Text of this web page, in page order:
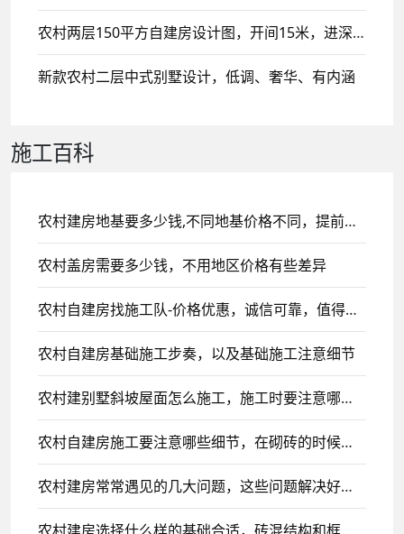
农村两层150平方自建房设计图，开间15米，进深10米现代雕花带阳台及顶层阁楼设计
新款农村二层中式别墅设计，低调、奢华、有内涵
施工百科
农村建房地基要多少钱,不同地基价格不同，提前了解早做规划
农村盖房需要多少钱，不用地区价格有些差异
农村自建房找施工队-价格优惠，诚信可靠，值得信赖
农村自建房基础施工步奏，以及基础施工注意细节
农村建别墅斜坡屋面怎么施工，施工时要注意哪些事项
农村自建房施工要注意哪些细节，在砌砖的时候一定要注意
农村建房常常遇见的几大问题，这些问题解决好，建房轻松很多